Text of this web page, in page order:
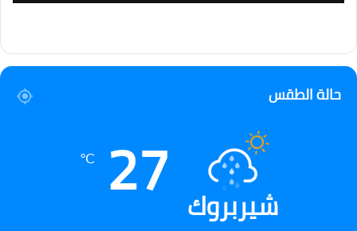
حالة الطقس
شيربروك 27
℃